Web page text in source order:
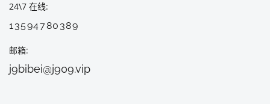
24\7 在线
13594780389
邮箱
j9bibei@j909.vip